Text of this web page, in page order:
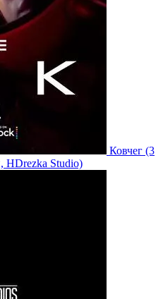
Ковчег (3
HDrezka Studio)